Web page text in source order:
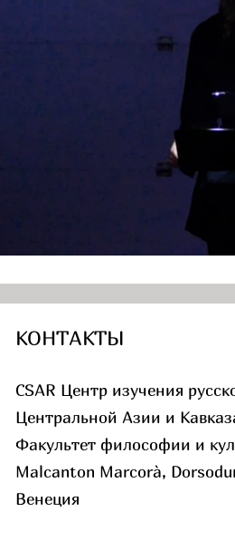
КОНТАКТЫ
CSAR Центр изучения
Центральной Азии и
Факультет философии и
Malcanton Marcorà,
Венеция